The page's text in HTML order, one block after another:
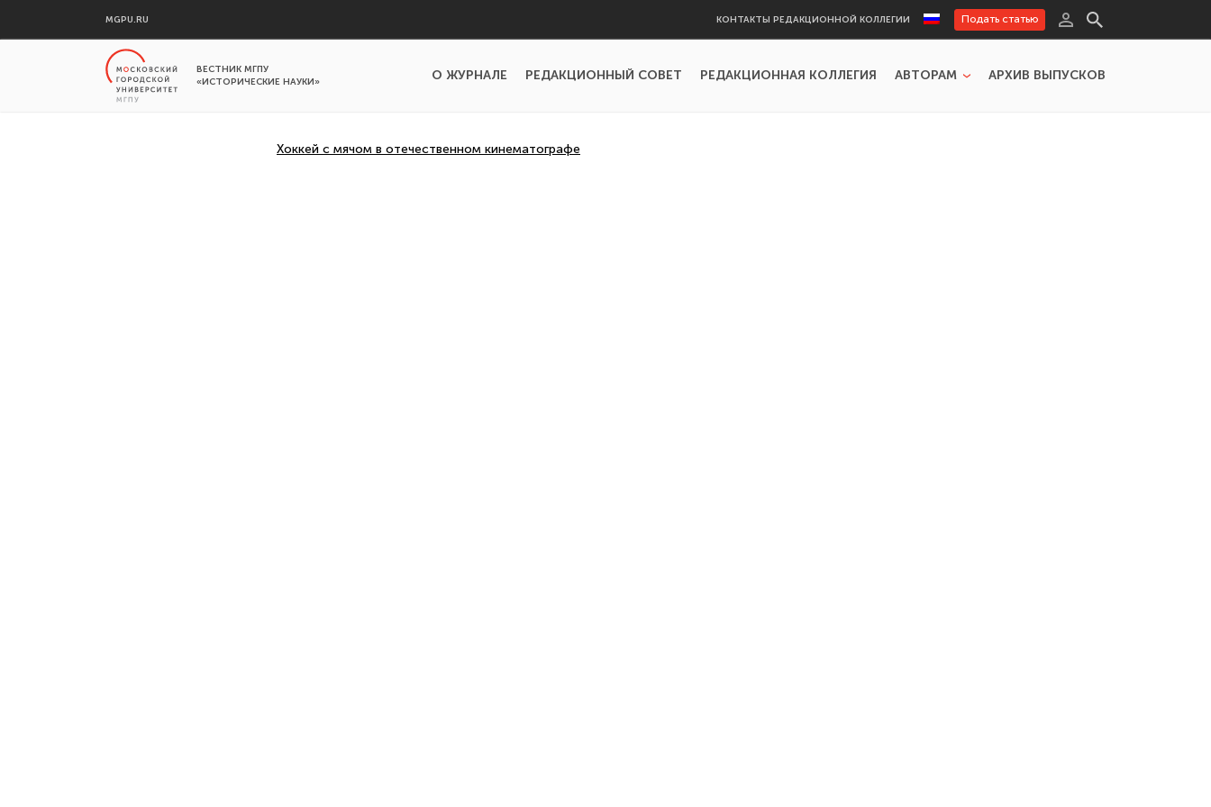
MGPU.RU КОНТАКТЫ РЕДАКЦИОННОЙ КОЛЛЕГИИ Подать статью
ВЕСТНИК МГПУ
«ИСТОРИЧЕСКИЕ НАУКИ»
О ЖУРНАЛЕ РЕДАКЦИОННЫЙ СОВЕТ РЕДАКЦИОННАЯ КОЛЛЕГИЯ АВТОРАМ АРХИВ ВЫПУСКОВ
Хоккей с мячом в отечественном кинематографе